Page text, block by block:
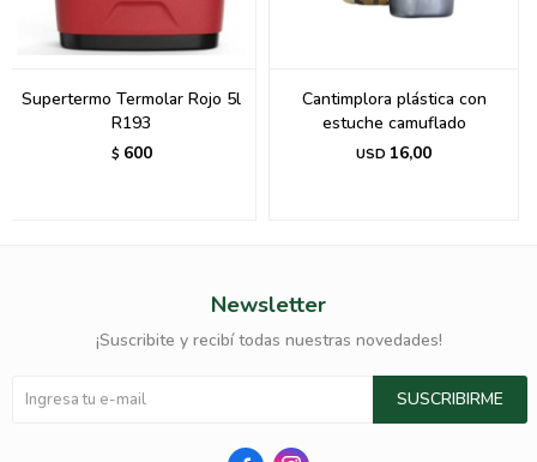
Supertermo Termolar Rojo 5l
R193
$ 600
Cantimplora plástica con
estuche camuflado
USD 16,00
Newsletter
¡Suscribite y recibí todas nuestras novedades!
SUSCRIBIRME